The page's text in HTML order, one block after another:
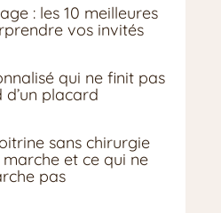
: les 10 meilleures
vos invités
qui ne finit pas
d’un placard
sans chirurgie
et ce qui ne
pas